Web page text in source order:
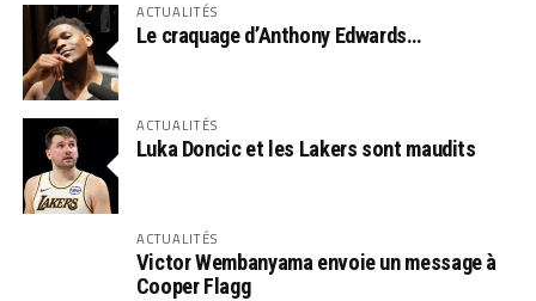
ACTUALITÉS
Le craquage d’Anthony Edwards…
ACTUALITÉS
Luka Doncic et les Lakers sont maudits
ACTUALITÉS
Victor Wembanyama envoie un message à
Cooper Flagg